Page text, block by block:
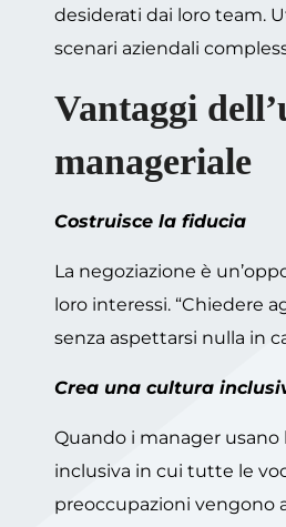
desiderati dai loro team.
scenari aziendali
Vantaggi
manageriale
Costruisce la fiducia
La negoziazione è
loro interessi. “Chiedere
senza aspettarsi nulla in
Crea una cultura
Quando i manager
inclusiva in cui tutte le
preoccupazioni vengono